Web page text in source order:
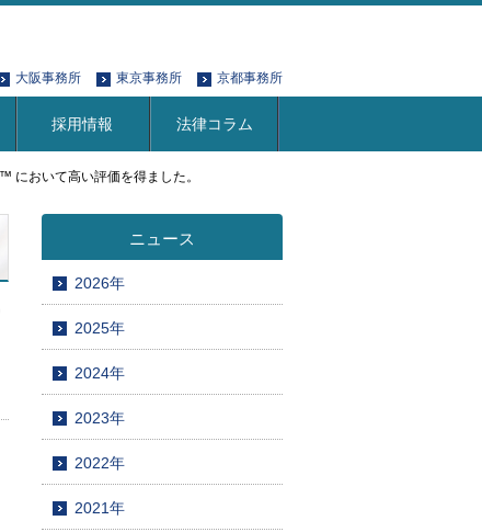
大阪事務所 東京事務所 京都事務所
採用情報 法律コラム
おいて高い評価を得ました。
ニュース
2026年
2025年
2024年
2023年
2022年
2021年